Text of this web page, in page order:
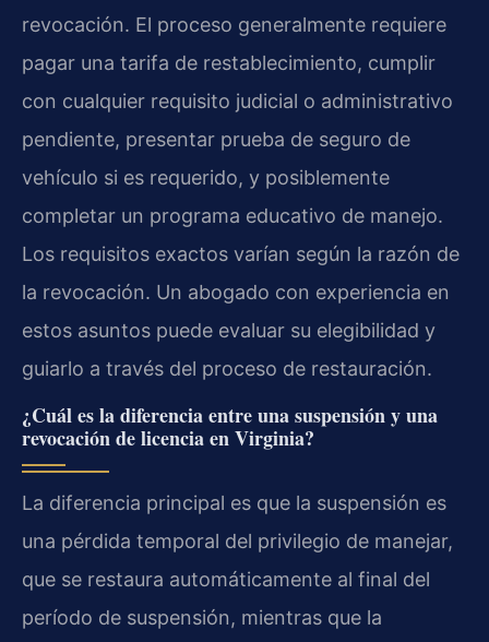
revocación. El proceso generalmente requiere
pagar una tarifa de restablecimiento, cumplir
con cualquier requisito judicial o administrativo
pendiente, presentar prueba de seguro de
vehículo si es requerido, y posiblemente
completar un programa educativo de manejo.
Los requisitos exactos varían según la razón de
la revocación. Un abogado con experiencia en
estos asuntos puede evaluar su elegibilidad y
guiarlo a través del proceso de restauración.
¿Cuál es la diferencia entre una suspensión y una
revocación de licencia en Virginia?
La diferencia principal es que la suspensión es
una pérdida temporal del privilegio de manejar,
que se restaura automáticamente al final del
período de suspensión, mientras que la